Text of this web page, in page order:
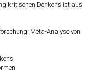
kritischen Denkens ist aus
Meta-Analyse von